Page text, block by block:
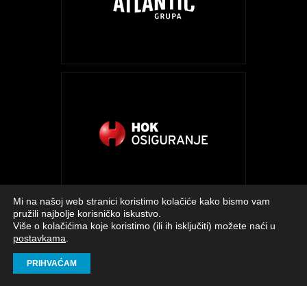
Mi na našoj web stranici koristimo kolačiće kako bismo vam
pružili najbolje korisničko iskustvo.
Više o kolačićima koje koristimo (ili ih isključiti) možete naći u
postavkama
PRIHVAĆAM